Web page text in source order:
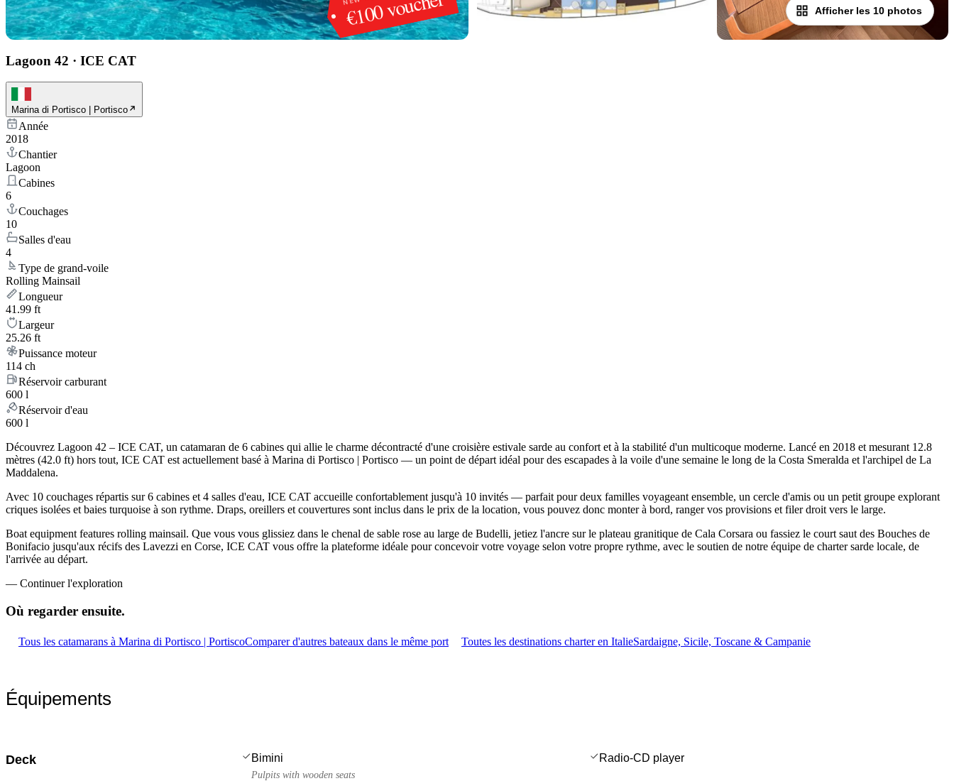
Afficher les 10 photos
Lagoon 42 · ICE CAT
Marina di Portisco | Portisco
Année
2018
Chantier
Lagoon
Cabines
6
Couchages
10
Salles d'eau
4
Type de grand-voile
Rolling Mainsail
Longueur
41.99 ft
Largeur
25.26 ft
Puissance moteur
114 ch
Réservoir carburant
600 l
Réservoir d'eau
600 l
Découvrez Lagoon 42 – ICE CAT, un catamaran de 6 cabines qui allie le charme décontracté d'une croisière estivale sarde au confort et à la stabilité d'un multicoque moderne. Lancé en 2018 et mesurant 12.8
mètres (42.0 ft) hors tout, ICE CAT est actuellement basé à Marina di Portisco | Portisco — un point de départ idéal pour des escapades à la voile d'une semaine le long de la Costa Smeralda et l'archipel de La
Maddalena.
Avec 10 couchages répartis sur 6 cabines et 4 salles d'eau, ICE CAT accueille confortablement jusqu'à 10 invités — parfait pour deux familles voyageant ensemble, un cercle d'amis ou un petit groupe explorant
criques isolées et baies turquoise à son rythme. Draps, oreillers et couvertures sont inclus dans le prix de la location, vous pouvez donc monter à bord, ranger vos provisions et filer droit vers le large.
Boat equipment features rolling mainsail. Que vous vous glissiez dans le chenal de sable rose au large de Budelli, jetiez l'ancre sur le plateau granitique de Cala Corsara ou fassiez le court saut des Bouches de
Bonifacio jusqu'aux récifs des Lavezzi en Corse, ICE CAT vous offre la plateforme idéale pour concevoir votre voyage selon votre propre rythme, avec le soutien de notre équipe de charter sarde locale, de
l'arrivée au départ.
— Continuer l'exploration
Où regarder ensuite.
Tous les catamarans à Marina di Portisco | PortiscoComparer d'autres bateaux dans le même port Toutes les destinations charter en ItalieSardaigne, Sicile, Toscane & Campanie
Équipements
Deck Bimini
Pulpits with wooden seats
Radio-CD player